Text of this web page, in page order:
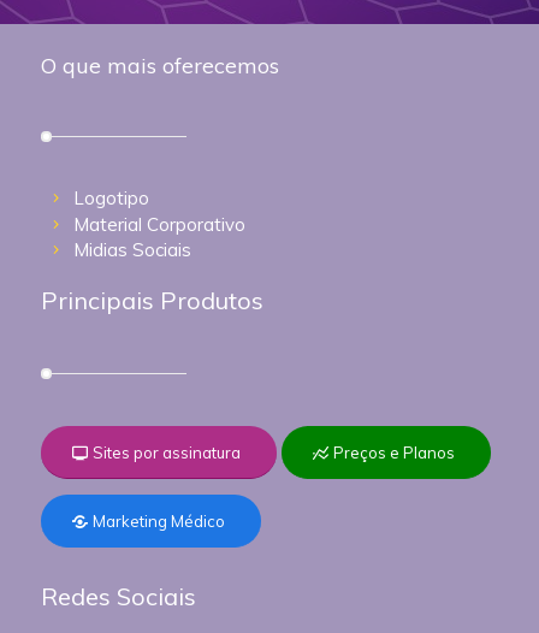
O que mais oferecemos
Logotipo
Material Corporativo
Midias Sociais
Principais Produtos
Sites por assinatura Preços e Planos
Marketing Médico
Redes Sociais